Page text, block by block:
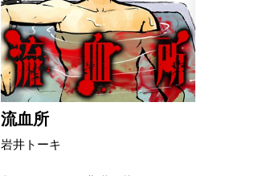
流血所
岩井トーキ